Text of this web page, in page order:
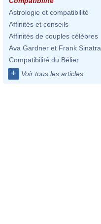
Astrologie et compatibilité
Affinités et conseils
Affinités de couples célèbres
Ava Gardner et Frank Sinatra
Compatibilité du Bélier
+ Voir tous les articles